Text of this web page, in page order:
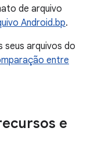
de arquivo
Android.bp.
seus arquivos do
entre
e